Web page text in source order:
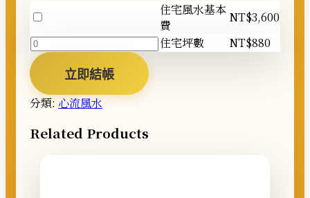
購
中
一
個
住
住宅風水基本
費
NT$3,600
住
宅
坪
數
數
住宅坪數 NT$880
立即結帳
分類:心流風水
Related Products